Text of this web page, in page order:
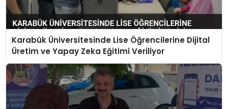
Karabük Üniversitesinde Lise Öğrencilerine Dijital
Üretim ve Yapay Zeka Eğitimi Veriliyor